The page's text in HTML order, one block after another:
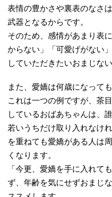
表情の豊かさや裏表のなさ
武器となるからです。
そのため、感情があまり表
からない」「可愛げがない
していただきたいおまじない
また、愛嬌は何歳になって
これは一つの例ですが、茶
しているおばあちゃんは、
若いうちだけ取り入れなけ
を重ねても愛嬌がある人は
くなります。
「今更、愛嬌を手に入れて
ず、年齢を気にせずおまじ